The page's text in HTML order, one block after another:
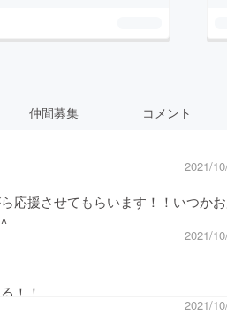
仲間募集 コメント
2021/
応援させてもらいます！！いつか
2021/
！！
2021/